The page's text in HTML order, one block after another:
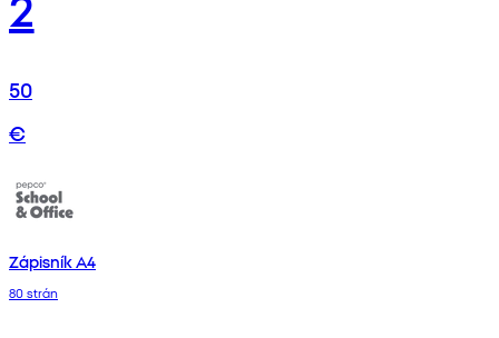
50
€
Zápisník A4
80 strán